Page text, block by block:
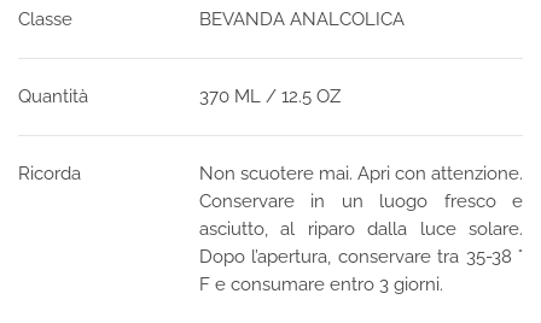
Classe BEVANDA ANALCOLICA
Quantità 370 ML / 12.5 OZ
Ricorda
Non scuotere mai. Apri con attenzione.
Conservare in un luogo fresco e
asciutto, al riparo dalla luce solare.
Dopo l’apertura, conservare tra 35-38 °
F e consumare entro 3 giorni.